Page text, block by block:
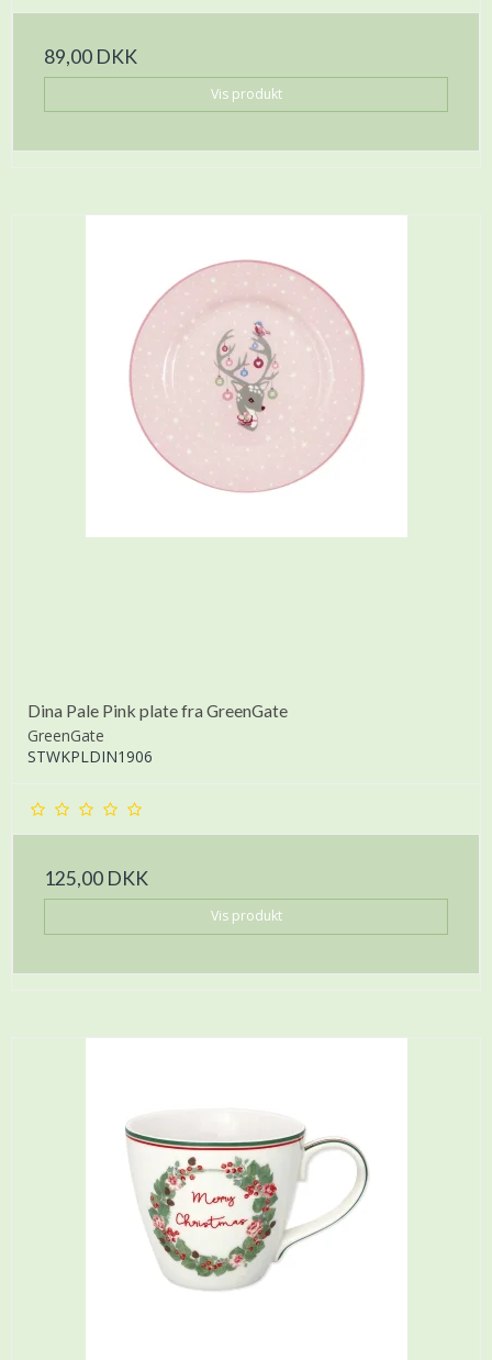
89,00 DKK
Vis produkt
Dina Pale Pink plate fra GreenGate
GreenGate
STWKPLDIN1906
125,00 DKK
Vis produkt